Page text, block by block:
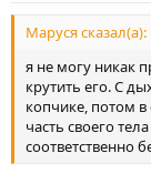
Маруся сказал(а):
я не могу никак
крутить его. С
копчике, потом
часть своего
соответственно